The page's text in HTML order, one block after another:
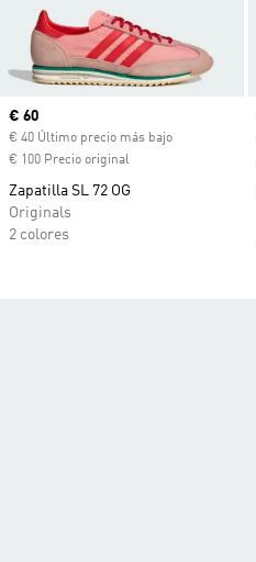
Precio actual
€ 60
€ 40 Último precio más bajo
€ 100 Precio original
Zapatilla SL 72 OG
Originals
2 colores